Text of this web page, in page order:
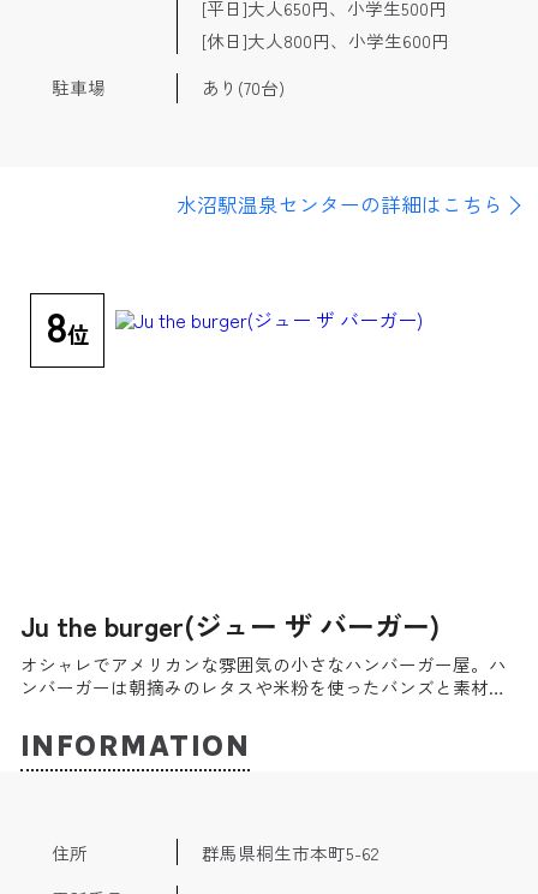
[平日]大人650円、小学生500円
[休日]大人800円、小学生600円
駐車場
あり(70台)
水沼駅温泉センターの詳細はこちら
8位
Ju the burger(ジュー ザ バーガー)
オシャレでアメリカンな雰囲気の小さなハンバーガー屋。ハ
ンバーガーは朝摘みのレタスや米粉を使ったバンズと素材か
メキシカンアボガドバーガーをはじめメニューの数も豊富
で、しかも値段はリーズナブル。テイクアウトにも対応して
いるので、観光の食べ歩きにも向いている。
INFORMATION
住所
群馬県桐生市本町5-62